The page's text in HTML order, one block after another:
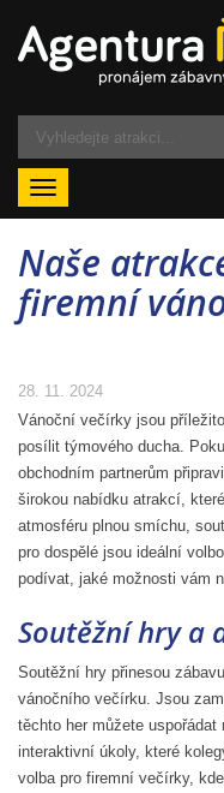
Menu
Naše
firemní
28. 11. 2024
Vánoční večírky jsou
posílit týmového ducha.
obchodním partnerům
širokou nabídku atrakcí,
atmosféru plnou smíchu,
pro dospělé jsou ideální
podívat, jaké možnosti vám
Soutěžní hry a
Soutěžní hry přinesou
vánočního večírku. Jsou
těchto her můžete
interaktivní úkoly, které
volba pro firemní večírky,